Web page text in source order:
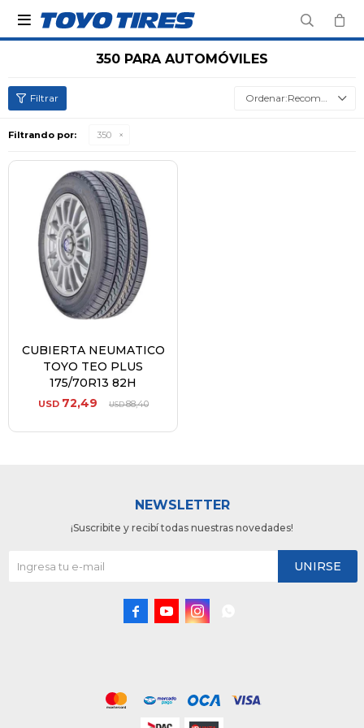

350 PARA AUTOMÓVILES
Recomendados
Filtrando por: 350
CUBIERTA NEUMATICO
TOYO TEO PLUS
175/70R13 82H
USD 72,49 USD88,40
NEWSLETTER
¡Suscribite y recibí todas nuestras novedades!
UNIRSE
  